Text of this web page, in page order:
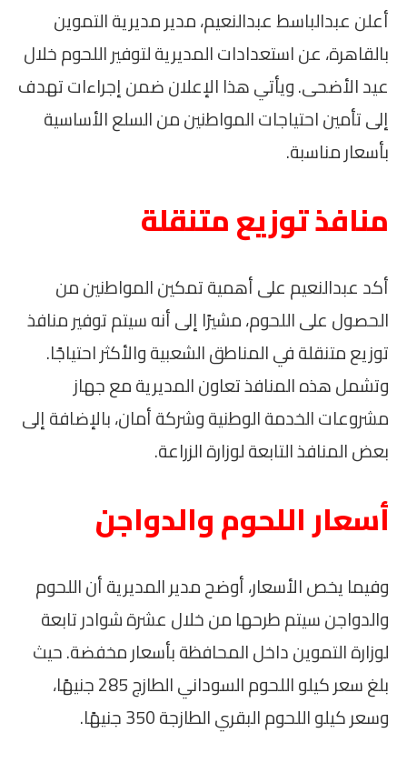
أعلن عبدالباسط عبدالنعيم، مدير مديرية التموين
بالقاهرة، عن استعدادات المديرية لتوفير اللحوم خلال
عيد الأضحى. ويأتي هذا الإعلان ضمن إجراءات تهدف
إلى تأمين احتياجات المواطنين من السلع الأساسية
بأسعار مناسبة.
منافذ توزيع متنقلة
أكد عبدالنعيم على أهمية تمكين المواطنين من
الحصول على اللحوم، مشيرًا إلى أنه سيتم توفير منافذ
توزيع متنقلة في المناطق الشعبية والأكثر احتياجًا.
وتشمل هذه المنافذ تعاون المديرية مع جهاز
مشروعات الخدمة الوطنية وشركة أمان، بالإضافة إلى
بعض المنافذ التابعة لوزارة الزراعة.
أسعار اللحوم والدواجن
وفيما يخص الأسعار، أوضح مدير المديرية أن اللحوم
والدواجن سيتم طرحها من خلال عشرة شوادر تابعة
لوزارة التموين داخل المحافظة بأسعار مخفضة. حيث
بلغ سعر كيلو اللحوم السوداني الطازج 285 جنيهًا،
وسعر كيلو اللحوم البقري الطازجة 350 جنيهًا.